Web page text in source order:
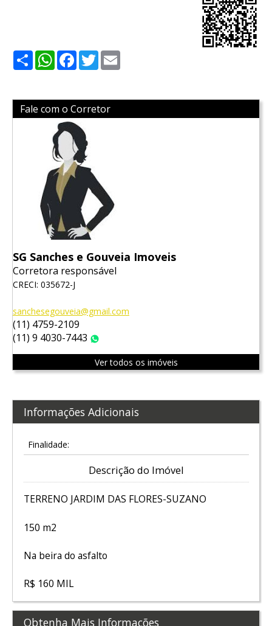
ShareWhatsApp
Facebook
Twitter
Fale com o Corretor
SG Sanches e Gouveia Imoveis
Corretora responsável
CRECI: 035672-J
sanchesegouveia@gmail.com
(11) 4759-2109
(11) 9 4030-7443
Ver todos os imóveis
Informações Adicionais
Finalidade:
Descrição do Imóvel
TERRENO JARDIM DAS FLORES-SUZANO
150 m2
Na beira do asfalto
R$ 160 MIL
Obtenha Mais Informações